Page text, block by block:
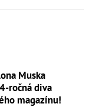
Muska
ročná diva
magazínu!